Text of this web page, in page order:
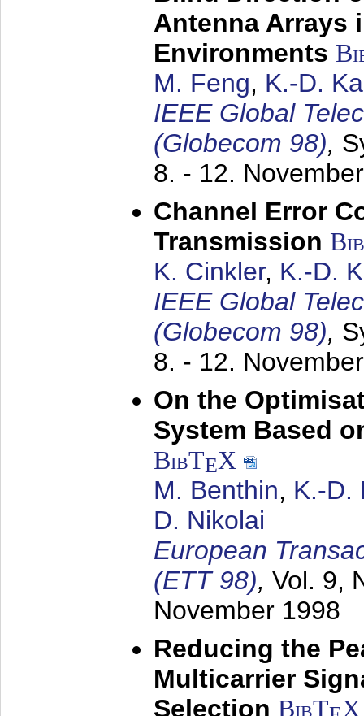
Antenna Arrays
Environments
M. Feng, K.-D.
IEEE Global
(Globecom 98),
8. - 12.
Channel Error
Transmission
K. Cinkler, K.-D.
IEEE Global
(Globecom 98),
8. - 12.
On the
System Based
BibTEX
M. Benthin, K.-D.
D. Nikolai
European
(ETT 98), Vol. 9,
November 1998
Reducing the
Multicarrier
Selection BibT X